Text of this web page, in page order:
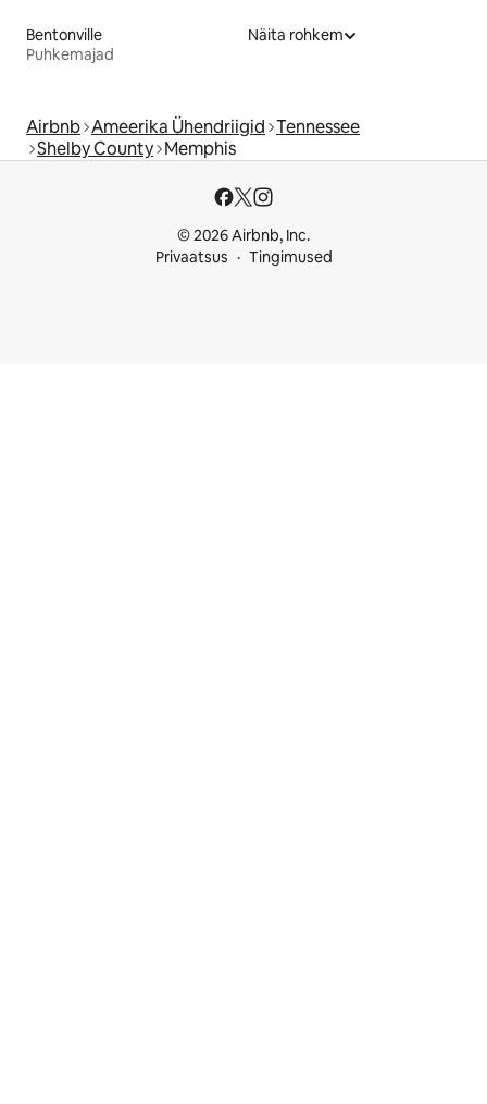
Bentonville
Puhkemajad
Näita rohkem
Airbnb Ameerika Ühendriigid Tennessee
Shelby County Memphis
© 2026 Airbnb, Inc.
Privaatsus
Tingimused